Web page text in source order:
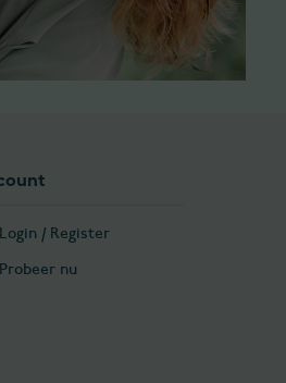
Login / Register
Probeer nu